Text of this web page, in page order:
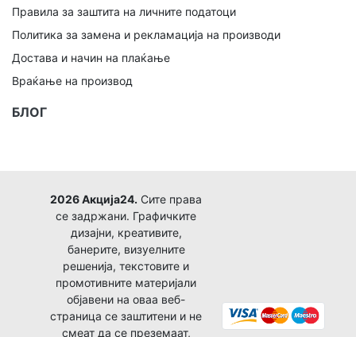
Правила за заштита на личните податоци
Политика за замена и рекламација на производи
Достава и начин на плаќање
Враќање на производ
БЛОГ
2026 Акција24. Сите права
се задржани. Графичките
дизајни, креативите,
банерите, визуелните
решенија, текстовите и
промотивните материјали
објавени на оваа веб-
страница се заштитени и не
смеат да се преземаат,